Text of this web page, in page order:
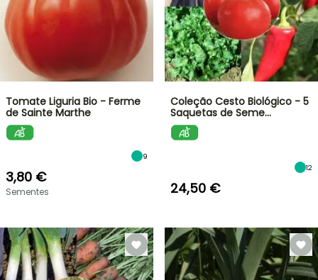
Tomate Liguria Bio - Ferme
de Sainte Marthe
9
3,80 €
Sementes
Coleção Cesto Biológico - 5
Saquetas de Seme…
12
24,50 €